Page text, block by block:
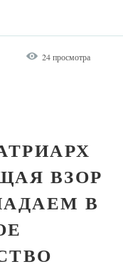
24 просмотра
ВЗОР
В